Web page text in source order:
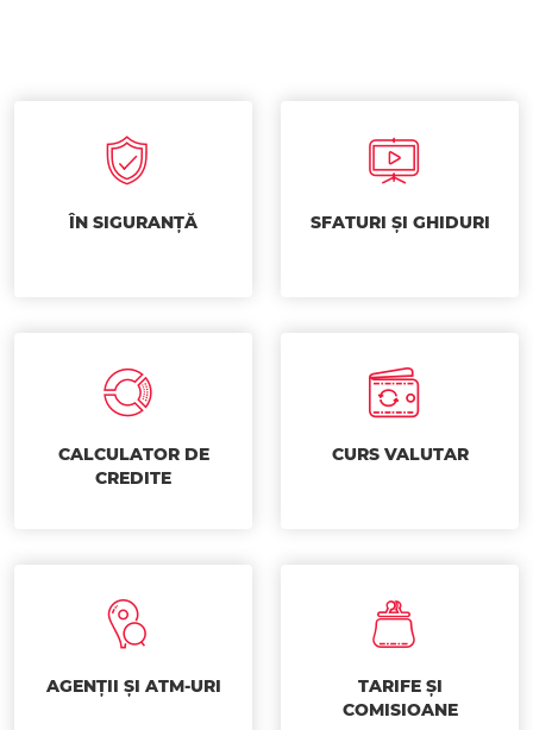
ÎN SIGURANȚĂ SFATURI ȘI GHIDURI
CALCULATOR DE
CREDITE
CURS VALUTAR
AGENȚII ȘI ATM-URI
TARIFE ȘI
COMISIOANE